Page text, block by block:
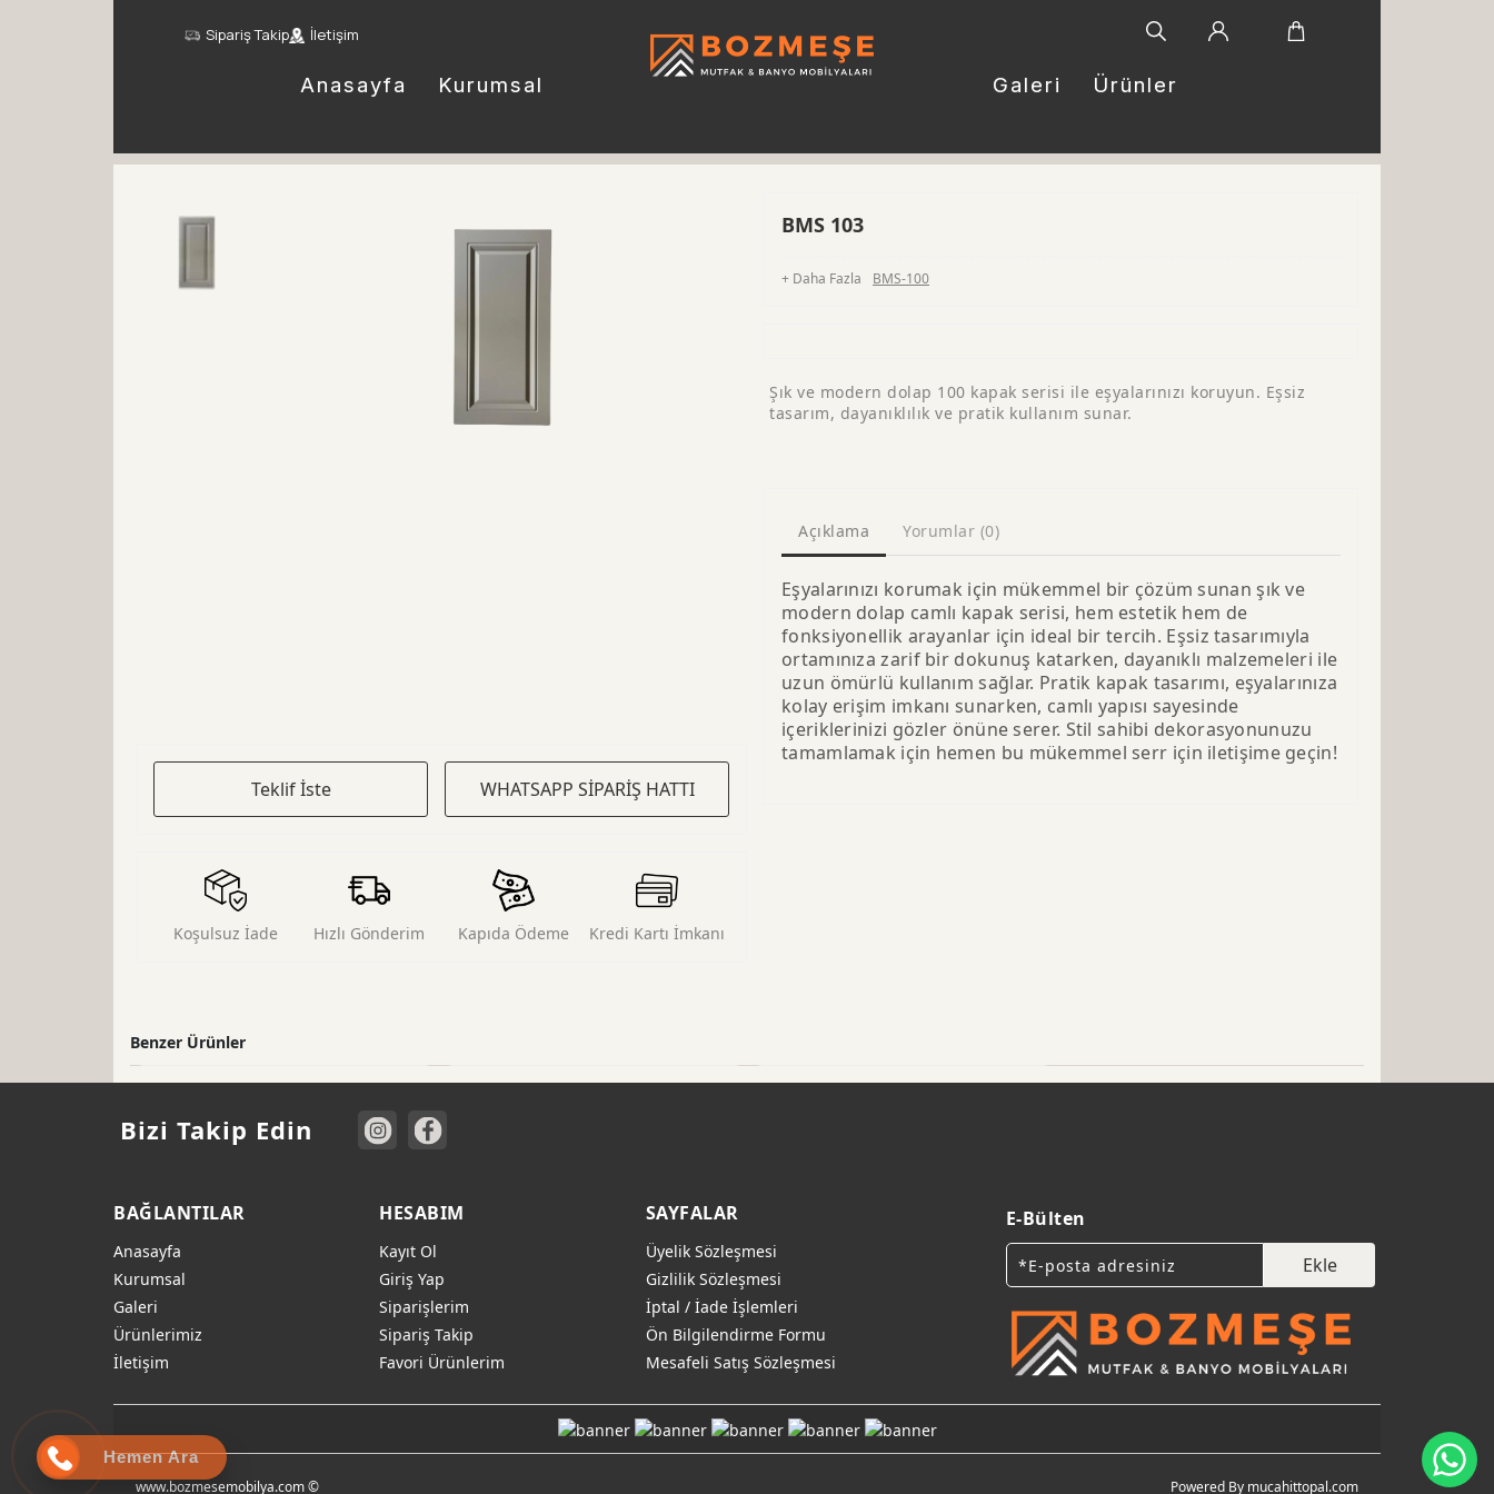
Teklif İste WHATSAPP SİPARİŞ HATTI
Koşulsuz İade Hızlı Gönderim Kapıda Ödeme Kredi Kartı İmkanı
BMS 103
+ Daha Fazla BMS-100
Şık ve modern dolap 100 kapak serisi ile eşyalarınızı koruyun. Eşsiz
tasarım, dayanıklılık ve pratik kullanım sunar.
Açıklama Yorumlar (0)
Eşyalarınızı korumak için mükemmel bir çözüm sunan şık ve
modern dolap camlı kapak serisi, hem estetik hem de
fonksiyonellik arayanlar için ideal bir tercih. Eşsiz tasarımıyla
ortamınıza zarif bir dokunuş katarken, dayanıklı malzemeleri ile
uzun ömürlü kullanım sağlar. Pratik kapak tasarımı, eşyalarınıza
kolay erişim imkanı sunarken, camlı yapısı sayesinde
içeriklerinizi gözler önüne serer. Stil sahibi dekorasyonunuzu
tamamlamak için hemen bu mükemmel serr için iletişime geçin!
Benzer Ürünler
Sipariş Takip İletişim
Anasayfa Kurumsal Galeri Ürünler
Hemen Ara
Bizi Takip Edin
BAĞLANTILAR
Anasayfa
Kurumsal
Galeri
Ürünlerimiz
İletişim
HESABIM
Kayıt Ol
Giriş Yap
Siparişlerim
Sipariş Takip
Favori Ürünlerim
SAYFALAR
Üyelik Sözleşmesi
Gizlilik Sözleşmesi
İptal / İade İşlemleri
Ön Bilgilendirme Formu
Mesafeli Satış Sözleşmesi
E-Bülten
Ekle
www.bozmesemobilya.com © Powered By mucahittopal.com